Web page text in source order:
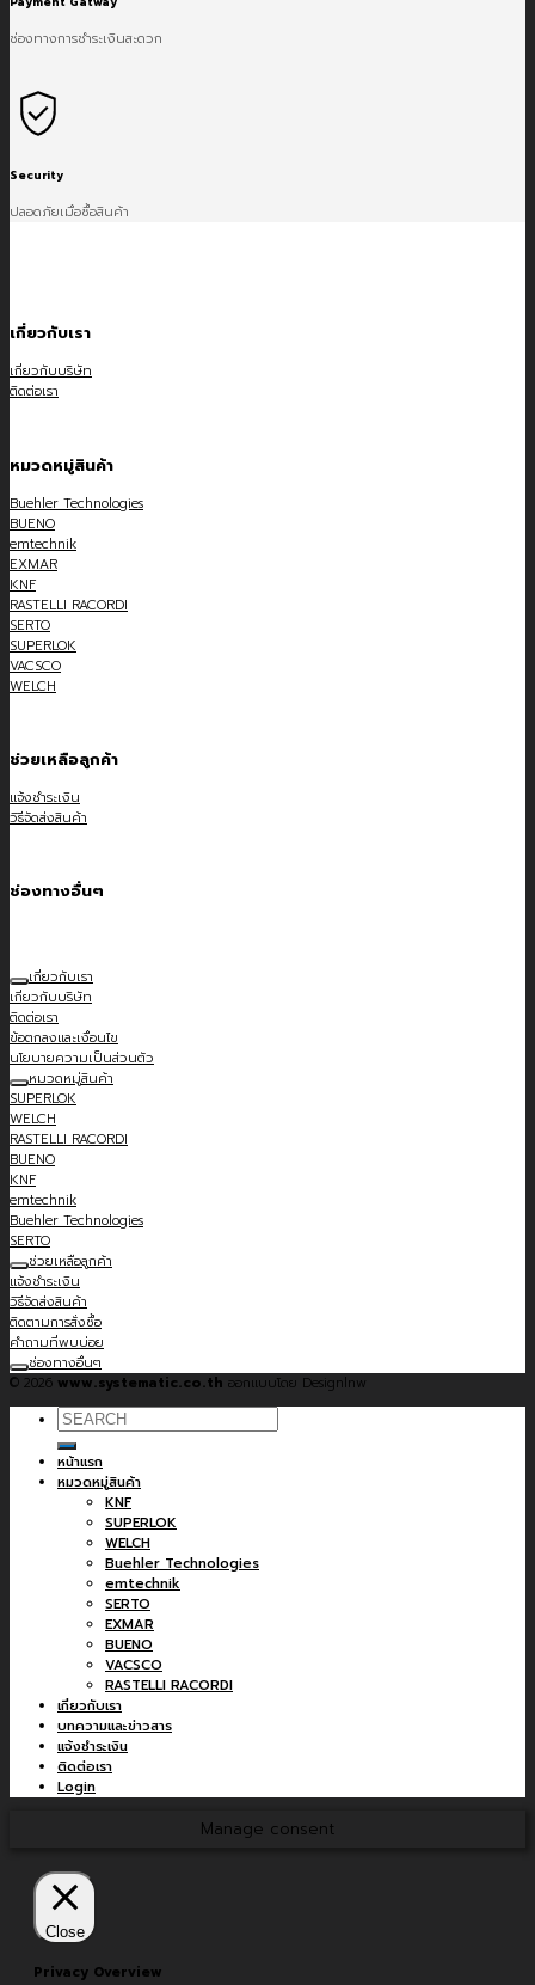
ช่องทางการชำระเงินสะดวก
Security
ปลอดภัยเมื่อซื้อสินค้า
เกี่ยวกับเรา
เกี่ยวกับบริษัท
ติดต่อเรา
หมวดหมู่สินค้า
Buehler Technologies
BUENO
emtechnik
EXMAR
KNF
RASTELLI RACORDI
SERTO
SUPERLOK
VACSCO
WELCH
ช่วยเหลือลูกค้า
แจ้งชำระเงิน
วิธีจัดส่งสินค้า
ช่องทางอื่นๆ
เกี่ยวกับเรา
เกี่ยวกับบริษัท
ติดต่อเรา
ข้อตกลงและเงื่อนไข
นโยบายความเป็นส่วนตัว
หมวดหมู่สินค้า
SUPERLOK
WELCH
RASTELLI RACORDI
BUENO
KNF
emtechnik
Buehler Technologies
SERTO
ช่วยเหลือลูกค้า
แจ้งชำระเงิน
วิธีจัดส่งสินค้า
ติดตามการสั่งซื้อ
คำถามที่พบบ่อย
ช่องทางอื่นๆ
© 2026 www.systematic.co.th ออกแบบโดย Designlnw
Search
for:
หน้าแรก
หมวดหมู่สินค้า
KNF
SUPERLOK
WELCH
Buehler Technologies
emtechnik
SERTO
EXMAR
BUENO
VACSCO
RASTELLI RACORDI
เกี่ยวกับเรา
บทความและข่าวสาร
แจ้งชำระเงิน
ติดต่อเรา
Login
Manage consent
Close
Privacy Overview